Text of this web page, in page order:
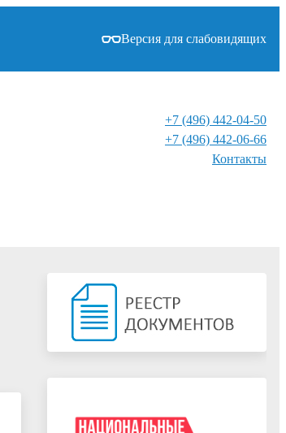
Версия для слабовидящих
+7 (496) 442-04-50
+7 (496) 442-06-66
Контакты⁠